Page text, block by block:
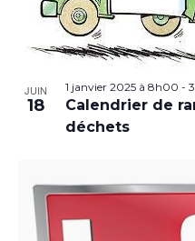
JUIN
18
1 janvier 2025 à 8h00 -
Calendrier de
déchets